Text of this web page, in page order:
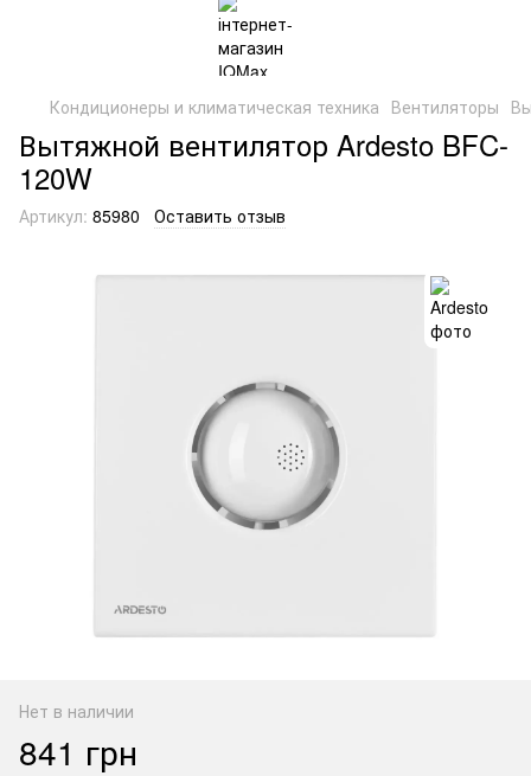
Кондиционеры и климатическая техника Вентиляторы
Вытяжной вентилятор Ardesto BFC-
120W
Артикул: 85980 Оставить отзыв
Нет в наличии
841 грн